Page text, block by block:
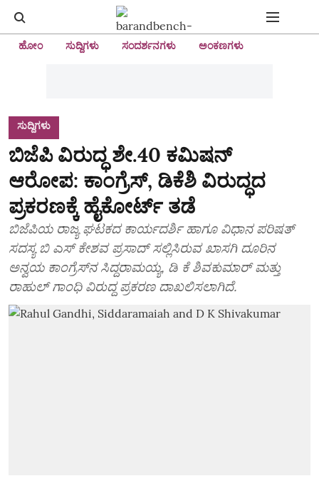
ಹೋಂ ಸುದ್ದಿಗಳು ಸಂದರ್ಶನಗಳು ಅಂಕಣಗಳು
ಸುದ್ದಿಗಳು
ಬಿಜೆಪಿ ವಿರುದ್ಧ ಶೇ.40 ಕಮಿಷನ್
ಆರೋಪ: ಕಾಂಗ್ರೆಸ್‌, ಡಿಕೆಶಿ ವಿರುದ್ಧದ
ಪ್ರಕರಣಕ್ಕೆ ಹೈಕೋರ್ಟ್‌ ತಡೆ
ಬಿಜೆಪಿಯ ರಾಜ್ಯ ಘಟಕದ ಕಾರ್ಯದರ್ಶಿ ಹಾಗೂ ವಿಧಾನ ಪರಿಷತ್
ಸದಸ್ಯ ಬಿ ಎಸ್‌ ಕೇಶವ ಪ್ರಸಾದ್‌ ಸಲ್ಲಿಸಿರುವ ಖಾಸಗಿ ದೂರಿನ
ಅನ್ವಯ ಕಾಂಗ್ರೆಸ್‌ನ ಸಿದ್ದರಾಮಯ್ಯ, ಡಿ ಕೆ ಶಿವಕುಮಾರ್‌ ಮತ್ತು
ರಾಹುಲ್‌ ಗಾಂಧಿ ವಿರುದ್ಧ ಪ್ರಕರಣ ದಾಖಲಿಸಲಾಗಿದೆ.